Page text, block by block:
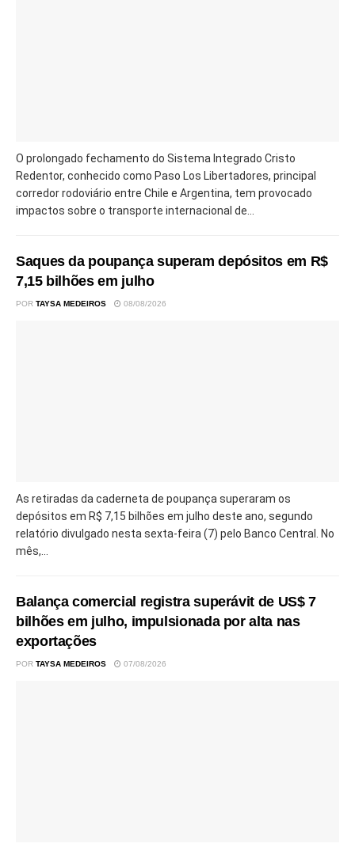
O prolongado fechamento do Sistema Integrado Cristo
Redentor, conhecido como Paso Los Libertadores, principal
corredor rodoviário entre Chile e Argentina, tem provocado
impactos sobre o transporte internacional de...
Saques da poupança superam depósitos em R$
7,15 bilhões em julho
POR TAYSA MEDEIROS 08/08/2026
As retiradas da caderneta de poupança superaram os
depósitos em R$ 7,15 bilhões em julho deste ano, segundo
relatório divulgado nesta sexta-feira (7) pelo Banco Central. No
mês,...
Balança comercial registra superávit de US$ 7
bilhões em julho, impulsionada por alta nas
exportações
POR TAYSA MEDEIROS 07/08/2026